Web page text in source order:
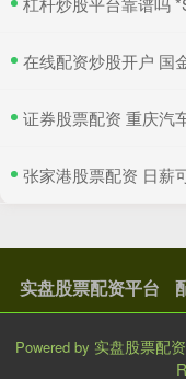
在线配资炒股开户 国金宏观
证券股票配资 重庆汽车论坛热议
张家港股票配资 日薪可
实盘股票配资平台
Powered by 实盘股票配